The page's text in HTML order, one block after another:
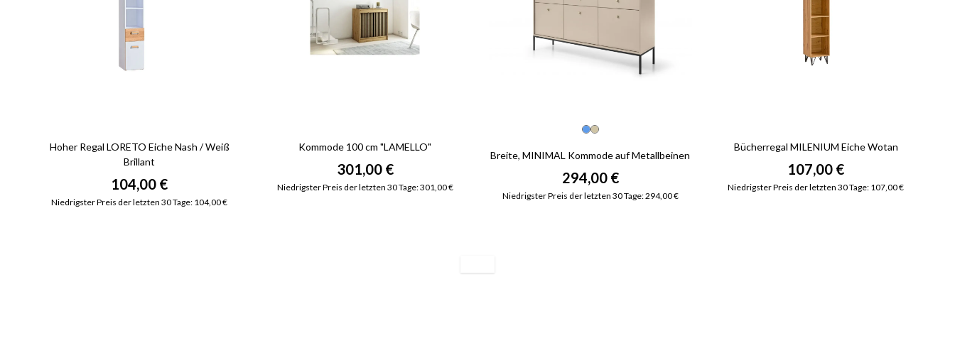
Hoher Regal LORETO Eiche Nash / Weiß
Brillant
104,00 €
Niedrigster Preis der letzten 30 Tage: 104,00 €
Kommode 100 cm "LAMELLO"
301,00 €
Niedrigster Preis der letzten 30 Tage: 301,00 €
Breite, MINIMAL Kommode auf Metallbeinen
294,00 €
Niedrigster Preis der letzten 30 Tage: 294,00 €
Bücherregal MILENIUM Eiche Wotan
107,00 €
Niedrigster Preis der letzten 30 Tage: 107,00 €